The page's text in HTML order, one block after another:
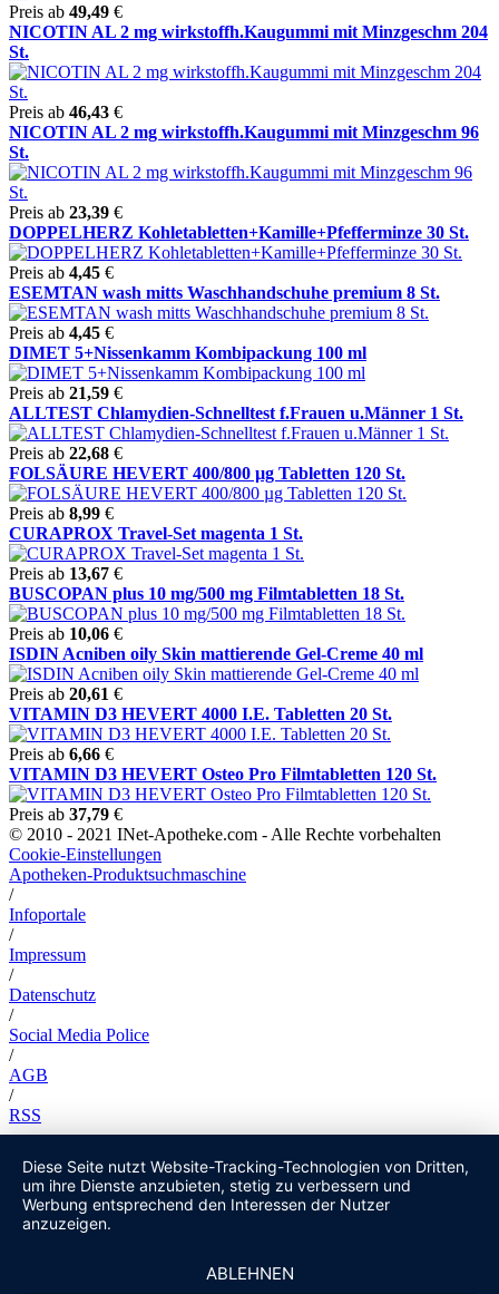
Preis ab 49,49 €
NICOTIN AL 2 mg wirkstoffh.Kaugummi mit Minzgeschm 204
St.
Preis ab 46,43 €
NICOTIN AL 2 mg wirkstoffh.Kaugummi mit Minzgeschm 96
St.
Preis ab 23,39 €
DOPPELHERZ Kohletabletten+Kamille+Pfefferminze 30 St.
Preis ab 4,45 €
ESEMTAN wash mitts Waschhandschuhe premium 8 St.
Preis ab 4,45 €
DIMET 5+Nissenkamm Kombipackung 100 ml
Preis ab 21,59 €
ALLTEST Chlamydien-Schnelltest f.Frauen u.Männer 1 St.
Preis ab 22,68 €
FOLSÄURE HEVERT 400/800 µg Tabletten 120 St.
Preis ab 8,99 €
CURAPROX Travel-Set magenta 1 St.
Preis ab 13,67 €
BUSCOPAN plus 10 mg/500 mg Filmtabletten 18 St.
Preis ab 10,06 €
ISDIN Acniben oily Skin mattierende Gel-Creme 40 ml
Preis ab 20,61 €
VITAMIN D3 HEVERT 4000 I.E. Tabletten 20 St.
Preis ab 6,66 €
VITAMIN D3 HEVERT Osteo Pro Filmtabletten 120 St.
Preis ab 37,79 €
© 2010 - 2021 INet-Apotheke.com - Alle Rechte vorbehalten
Cookie-Einstellungen
Apotheken-Produktsuchmaschine
/
Infoportale
/
Impressum
/
Datenschutz
/
Social Media Police
/
AGB
/
RSS
Diese Seite nutzt Website-Tracking-Technologien von Dritten,
um ihre Dienste anzubieten, stetig zu verbessern und
Werbung entsprechend den Interessen der Nutzer
anzuzeigen.
ABLEHNEN